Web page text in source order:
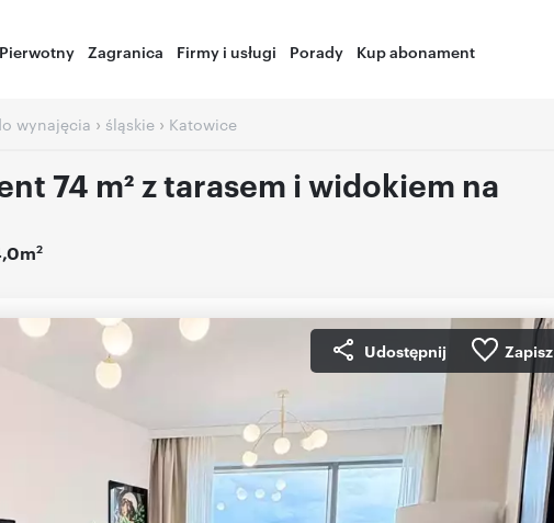
Pierwotny Zagranica Firmy i usługi Porady Kup abonament
wynajęcia › śląskie › Katowice
74 m² z tarasem i widokiem na
2
Udostępnij Zapisz